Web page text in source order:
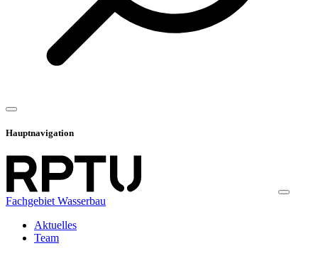
Hauptnavigation
Fachgebiet Wasserbau
Aktuelles
Team